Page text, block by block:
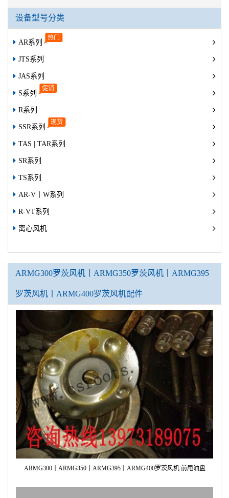
设备型号分类
AR系列
JTS系列
JAS系列
S系列
R系列
SSR系列
TAS | TAR系列
SR系列
TS系列
AR-V丨W系列
R-VT系列
离心风机
ARMG300罗茨风机丨ARMG350罗茨风机丨ARMG395
罗茨风机丨ARMG400罗茨风机配件
ARMG300丨ARMG350丨ARMG395丨ARMG400罗茨风机 前甩油盘